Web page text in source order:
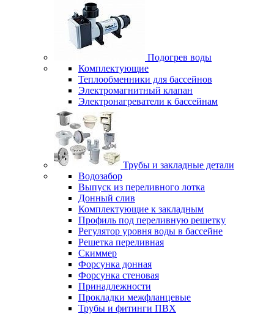
Подогрев воды
Комплектующие
Теплообменники для бассейнов
Электромагнитный клапан
Электронагреватели к бассейнам
Трубы и закладные детали
Водозабор
Выпуск из переливного лотка
Донный слив
Комплектующие к закладным
Профиль под переливную решетку
Регулятор уровня воды в бассейне
Решетка переливная
Скиммер
Форсунка донная
Форсунка стеновая
Принадлежности
Прокладки межфланцевые
Трубы и фитинги ПВХ